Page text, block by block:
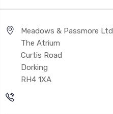
Meadows & Passmore Ltd
The Atrium
Curtis Road
Dorking
RH4 1XA